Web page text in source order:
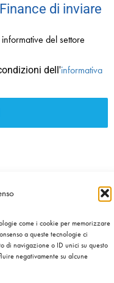
come i cookie per memorizzare
a queste tecnologie ci
di navigazione o ID unici su questo
negativamente su alcune
di inviare
informative del settore
dell'informativa
04120570983 -
int. versato €
NATI CON LA CRISI.